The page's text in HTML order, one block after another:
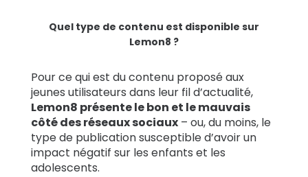
Quel type de contenu est disponible sur
Lemon8 ?
Pour ce qui est du contenu proposé aux
jeunes utilisateurs dans leur fil d’actualité,
Lemon8 présente le bon et le mauvais
côté des réseaux sociaux– ou, du moins, le
type de publication susceptible d’avoir un
impact négatif sur les enfants et les
adolescents.